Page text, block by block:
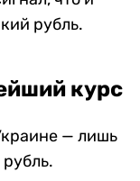
рубль.
курс
— лишь